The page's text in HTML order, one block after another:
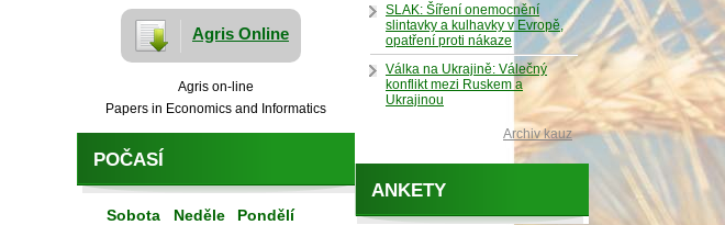
Agris Online
Agris on-line
Papers in Economics and Informatics
POČASÍ
Sobota Neděle Pondělí
SLAK: Šíření onemocnění
slintavky a kulhavky v Evropě,
opatření proti nákaze
Válka na Ukrajině: Válečný
konflikt mezi Ruskem a
Ukrajinou
Archiv kauz
ANKETY